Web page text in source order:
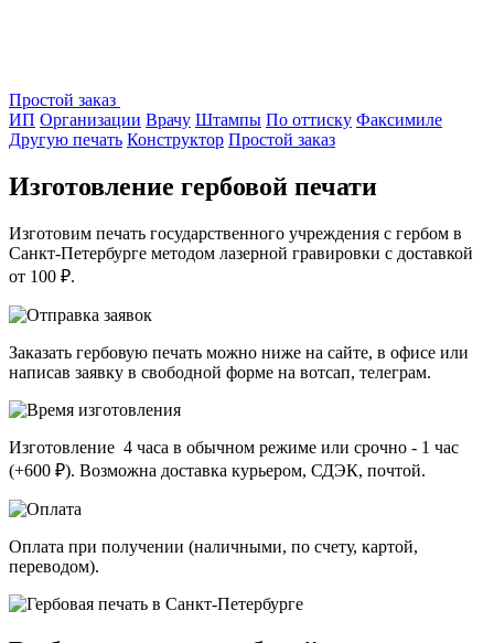
Простой заказ
ИП Организации Врачу Штампы По оттиску Факсимиле
Другую печать Конструктор Простой заказ
Изготовление гербовой печати
Изготовим печать государственного учреждения с гербом в
Санкт-Петербурге методом лазерной гравировки с доставкой
от 100 ₽.
Заказать гербовую печать можно ниже на сайте, в офисе или
написав заявку в свободной форме на вотсап, телеграм.
Изготовление 4 часа в обычном режиме или срочно - 1 час
(+600 ₽). Возможна доставка курьером, СДЭК, почтой.
Оплата при получении (наличными, по счету, картой,
переводом).